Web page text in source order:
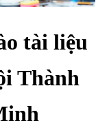
tài liệu
Thành